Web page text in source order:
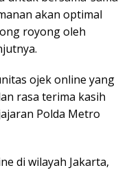
akan optimal
royong oleh
ojek online yang
rasa terima kasih
Polda Metro
di wilayah Jakarta,